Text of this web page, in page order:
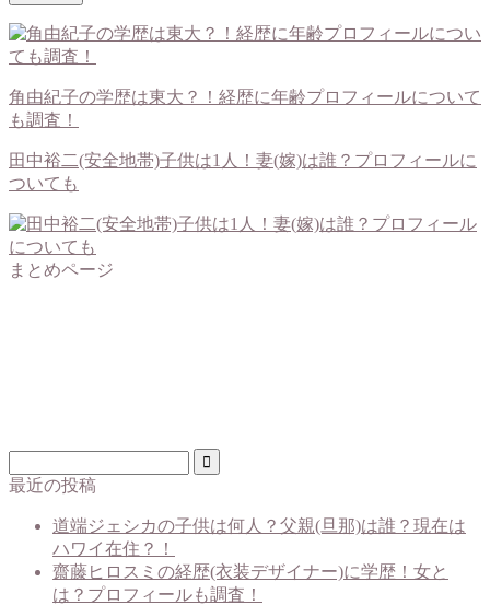
角由紀子の学歴は東大？！経歴に年齢プロフィールについて
も調査！
田中裕二(安全地帯)子供は1人！妻(嫁)は誰？プロフィールに
ついても
まとめページ
最近の投稿
道端ジェシカの子供は何人？父親(旦那)は誰？現在は
ハワイ在住？！
齋藤ヒロスミの経歴(衣装デザイナー)に学歴！女と
は？プロフィールも調査！